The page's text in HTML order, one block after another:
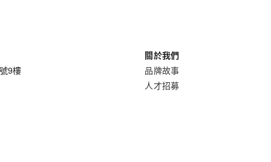
9樓
關於我們
品牌故事
人才招募